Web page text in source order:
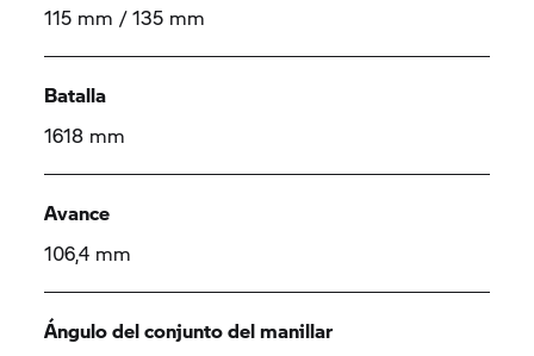
115 mm / 135 mm
Batalla
1618 mm
Avance
106,4 mm
Ángulo del conjunto del manillar